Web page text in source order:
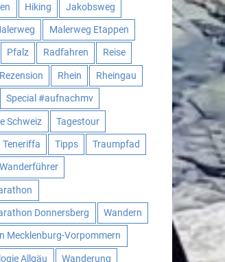
Hiking Jakobsweg
Malerweg Etappen
Pfalz Radfahren Reise
Rezension Rhein Rheingau
Special #aufnachmv
Schweiz Tagestour
Teneriffa Tipps Traumpfad
Wanderführer
Donnersberg Wandern
Mecklenburg-Vorpommern
Allgäu Wanderung